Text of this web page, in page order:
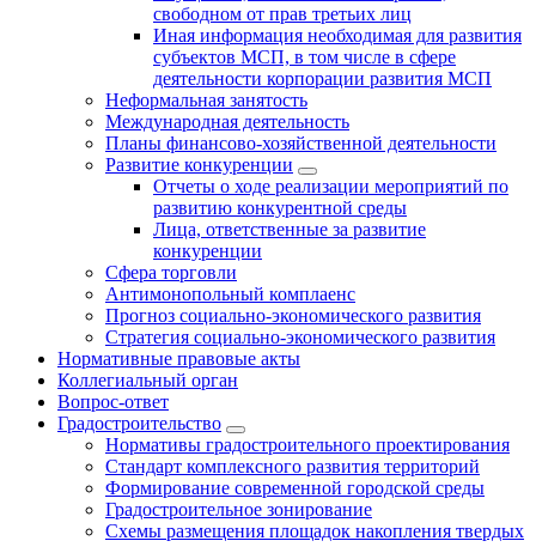
свободном от прав третьих лиц
Иная информация необходимая для развития
субъектов МСП, в том числе в сфере
деятельности корпорации развития МСП
Неформальная занятость
Международная деятельность
Планы финансово-хозяйственной деятельности
Развитие конкуренции
Отчеты о ходе реализации мероприятий по
развитию конкурентной среды
Лица, ответственные за развитие
конкуренции
Сфера торговли
Антимонопольный комплаенс
Прогноз социально-экономического развития
Стратегия социально-экономического развития
Нормативные правовые акты
Коллегиальный орган
Вопрос-ответ
Градостроительство
Нормативы градостроительного проектирования
Стандарт комплексного развития территорий
Формирование современной городской среды
Градостроительное зонирование
Схемы размещения площадок накопления твердых